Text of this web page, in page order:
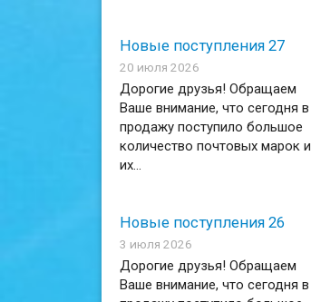
Новые поступления 27
20 июля 2026
Дорогие друзья! Обращаем
Ваше внимание, что сегодня в
продажу поступило большое
количество почтовых марок и
их...
Новые поступления 26
3 июля 2026
Дорогие друзья! Обращаем
Ваше внимание, что сегодня в